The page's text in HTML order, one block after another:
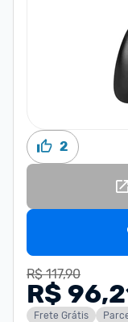
2
R$ 117,90
R$
Frete Grátis